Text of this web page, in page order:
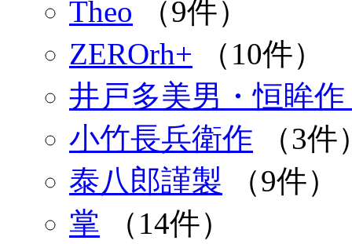
Theo （9件）
ZEROrh+ （10件）
井戸多美男・恒眸
小竹長兵衛作 （3件
泰八郎謹製 （9件）
掌 （14件）